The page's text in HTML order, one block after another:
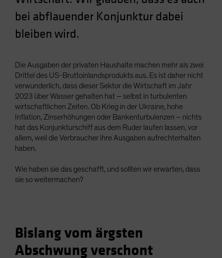
South Korea - 대한민국
Taiwan - 台灣
UK
United States (US Citizens)
US (Non-US Citizens/NRC)
bei abflauender Konjunktur dabei
bleiben wird.
Die Ausgaben der privaten Haushalte machen mehr als zwei
Drittel des US-Bruttoinlandsprodukts aus. Es ist daher nicht
verwunderlich, dass dieser Sektor die Wirtschaft im Jahr
2023 über Wasser gehalten hat – selbst in turbulenten
wirtschaftlichen Zeiten. Ob Krieg in der Ukraine, hohe
Inflation, Zinserhöhungen oder Bankenturbulenzen – nichts
hat das Konjunkturschiff aus dem Ruder laufen lassen, vor
allem, weil die Verbraucher ihre Ausgaben aufrechterhalten
haben.
Wie haben sie das geschafft, und sollten wir erwarten, dass
sie so weitermachen?
Bislang vom ärgsten
Abschwung verschont